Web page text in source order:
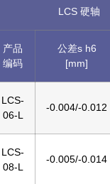
LCS 硬轴
产品
编码
公差s h6
[mm]
LCS-
06-L
-0.004/-0.012
LCS-
08-L
-0.005/-0.014